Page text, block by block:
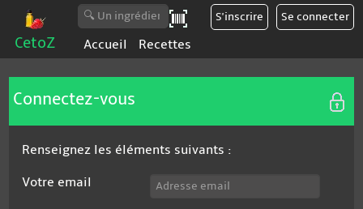
CetoZ Accueil Recettes
Connectez-vous
Renseignez les éléments suivants :
Votre email